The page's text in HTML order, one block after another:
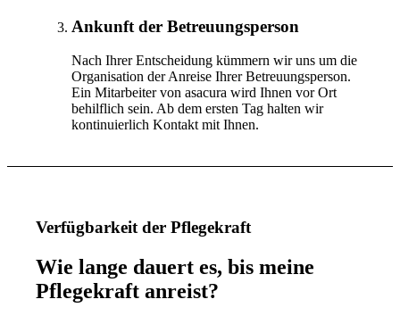
Ankunft der Betreuungsperson
Nach Ihrer Entscheidung kümmern wir uns um die
Organisation der Anreise Ihrer Betreuungsperson.
Ein Mitarbeiter von asacura wird Ihnen vor Ort
behilflich sein. Ab dem ersten Tag halten wir
kontinuierlich Kontakt mit Ihnen.
Verfügbarkeit der Pflegekraft
Wie lange dauert es, bis meine
Pflegekraft anreist?